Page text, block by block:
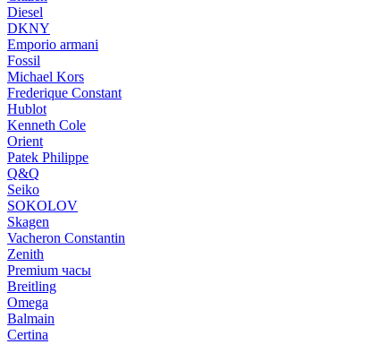
Diesel
DKNY
Emporio armani
Fossil
Michael Kors
Frederique Constant
Hublot
Kenneth Cole
Orient
Patek Philippe
Q&Q
Seiko
SOKOLOV
Skagen
Vacheron Constantin
Zenith
Premium часы
Breitling
Omega
Balmain
Certina